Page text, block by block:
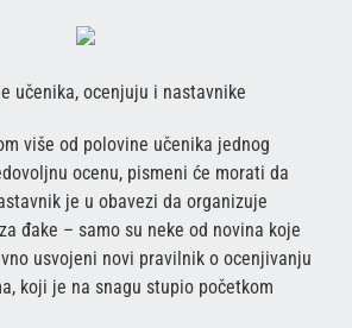
učenika, ocenjuju i nastavnike
više od polovine učenika jednog
ocenu, pismeni će morati da
je u obavezi da organizuje
đake – samo su neke od novina koje
usvojeni novi pravilnik o ocenjivanju
koji je na snagu stupio početkom